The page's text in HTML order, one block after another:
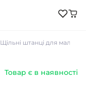
Щільні штанці для малят
Товар є в наявності